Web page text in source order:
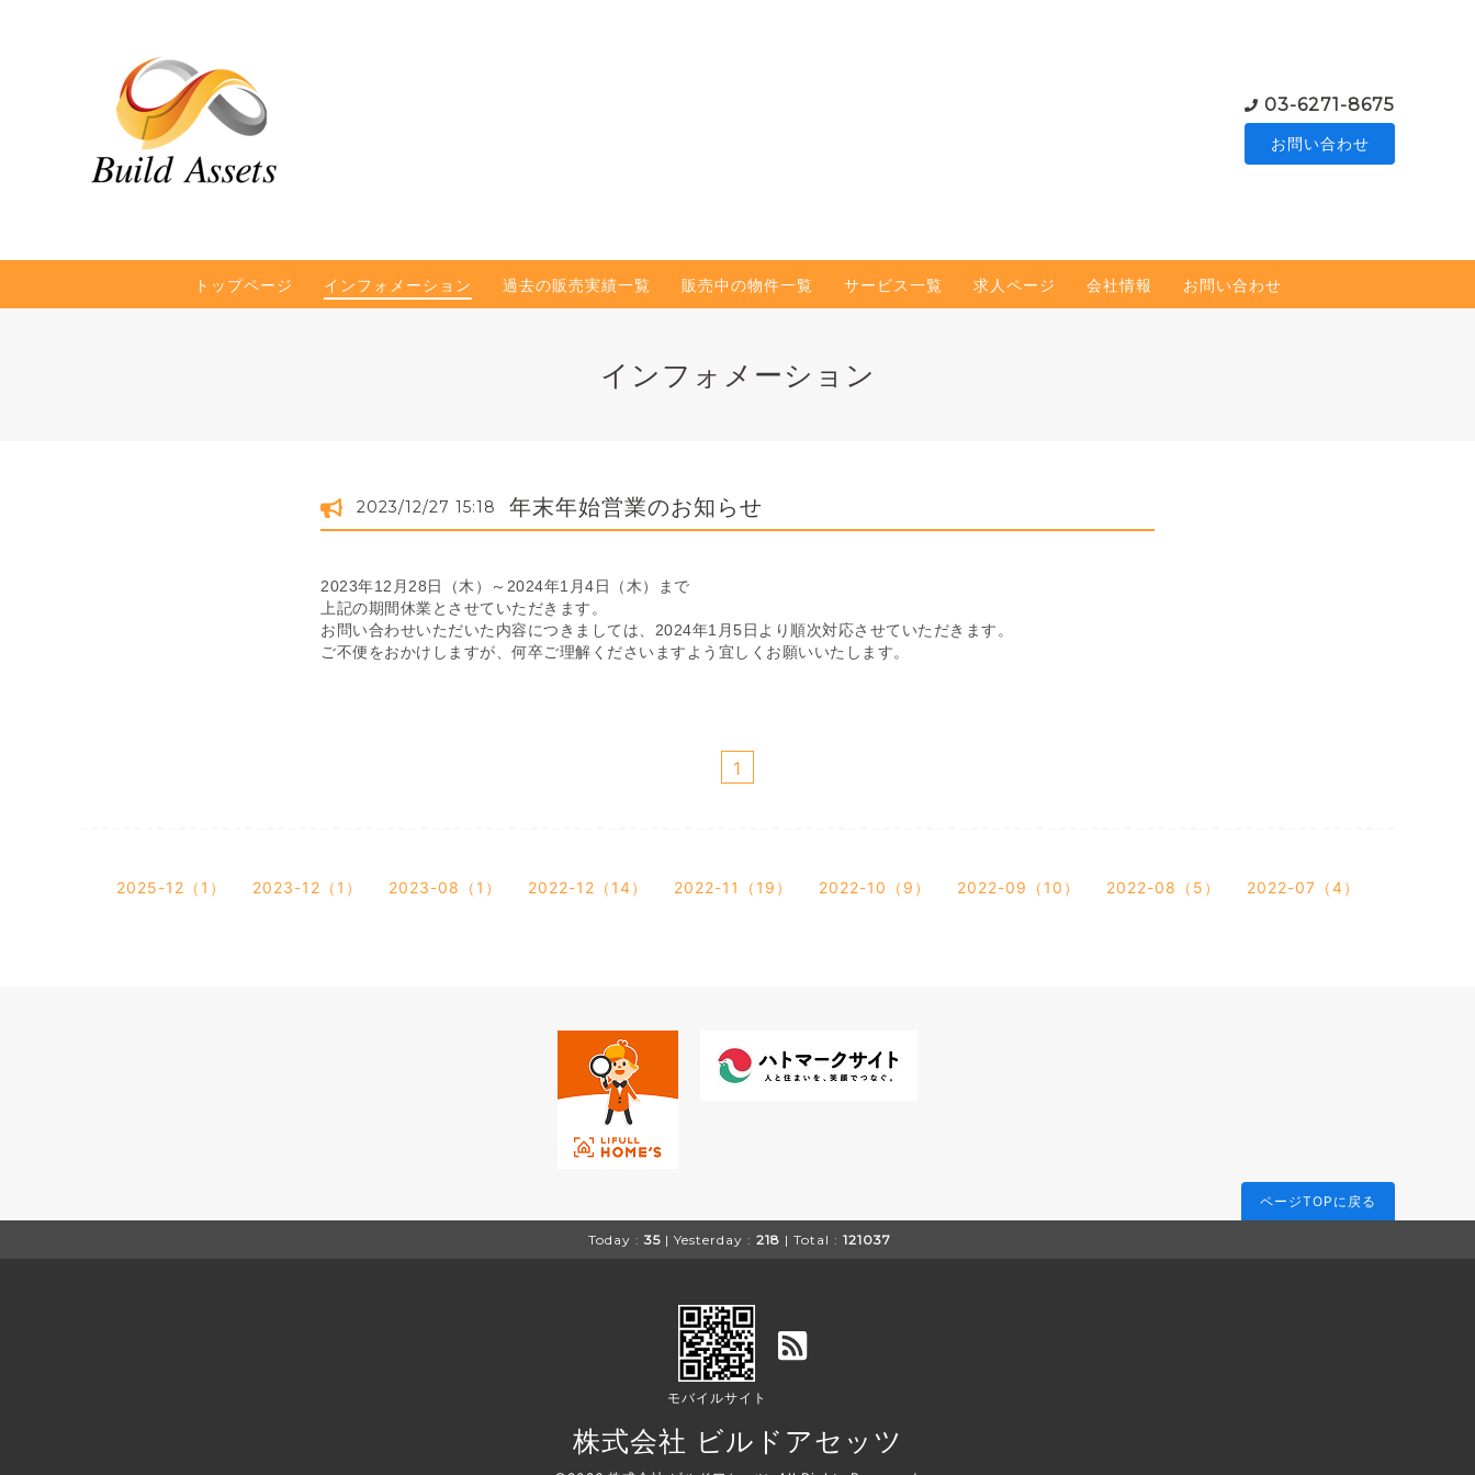
03-6271-8675
お問い合わせ
トップページ インフォメーション 過去の販売実績一覧 販売中の物件一覧 サービス一覧 求人ページ 会社情報 お問い合わせ
インフォメーション
2023/12/27 15:18 年末年始営業のお知らせ
2023年12月28日（木）～2024年1月4日（木）まで
上記の期間休業とさせていただきます。
お問い合わせいただいた内容につきましては、2024年1月5日より順次対応させていただきます。
ご不便をおかけしますが、何卒ご理解くださいますよう宜しくお願いいたします。
1
2025-12（1） 2023-12（1） 2023-08（1） 2022-12（14） 2022-11（19） 2022-10（9） 2022-09（10） 2022-08（5） 2022-07（4）
ページTOPに戻る
Today : 35 | Yesterday : 218 | Total : 121037
モバイルサイト
株式会社 ビルドアセッツ